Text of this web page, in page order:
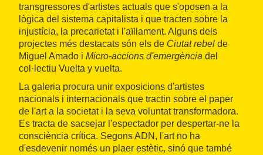
transgressores d'artistes actuals que s'oposen a la
lògica del sistema capitalista i que tracten sobre la
injustícia, la precarietat i l'aïllament. Alguns dels
projectes més destacats són els de Ciutat rebel de
Miguel Amado i Micro-accions d'emergència del
col·lectiu Vuelta y vuelta.
La galeria procura unir exposicions d'artistes
nacionals i internacionals que tractin sobre el paper
de l'art a la societat i la seva voluntat transformadora.
Es tracta de sacsejar l'espectador per despertar-ne la
consciència crítica. Segons ADN, l'art no ha
d'esdevenir només un plaer estètic, sinó que també